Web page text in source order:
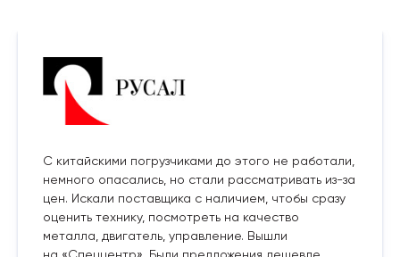
С китайскими погрузчиками до этого не работали,
немного опасались, но стали рассматривать из-за
цен. Искали поставщика с наличием, чтобы сразу
оценить технику, посмотреть на качество
металла, двигатель, управление. Вышли
на «Спеццентр». Были предложения дешевле,